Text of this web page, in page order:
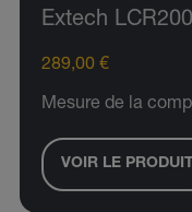
Extech LCR200
289,00 €
Mesure de la
VOIR LE PRODUIT